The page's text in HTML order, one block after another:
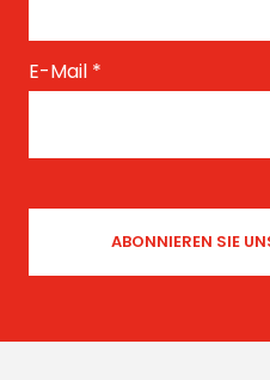
E-Mail *